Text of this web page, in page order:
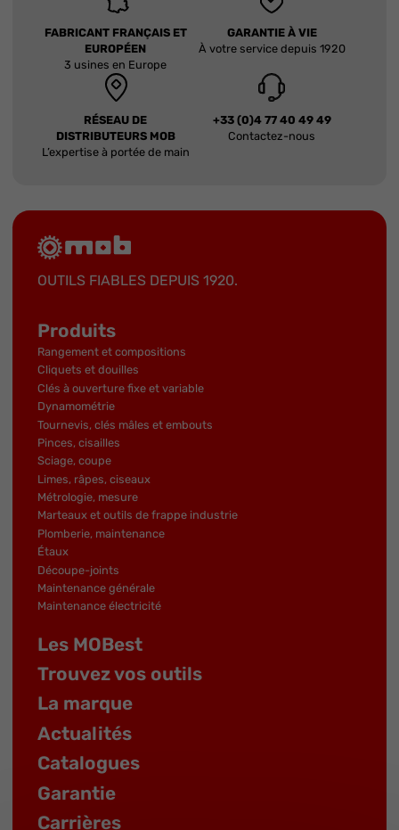
FABRICANT FRANÇAIS ET
EUROPÉEN
3 usines en Europe
GARANTIE À VIE
À votre service depuis 1920
RÉSEAU DE
DISTRIBUTEURS MOB
L’expertise à portée de main
+33 (0)4 77 40 49 49
Contactez-nous
OUTILS FIABLES DEPUIS 1920.
Produits
Rangement et compositions
Cliquets et douilles
Clés à ouverture fixe et variable
Dynamométrie
Tournevis, clés mâles et embouts
Pinces, cisailles
Sciage, coupe
Limes, râpes, ciseaux
Métrologie, mesure
Marteaux et outils de frappe industrie
Plomberie, maintenance
Étaux
Découpe-joints
Maintenance générale
Maintenance électricité
Les MOBest
Trouvez vos outils
La marque
Actualités
Catalogues
Garantie
Carrières